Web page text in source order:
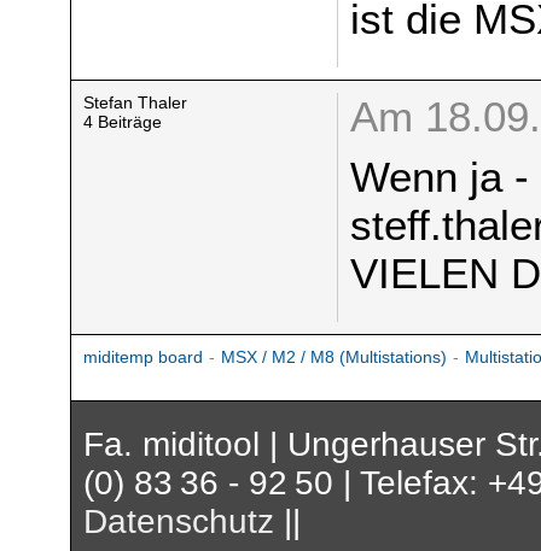
ist die
Stefan Thaler
4 Beiträge
Am
Wenn ja
VIELEN
miditemp board - MSX / M2 / M8 (Multistations) -
Fa. miditool | Ungerhauser
(0) 83 36 - 92 50 | Telefax:
Datenschutz ||